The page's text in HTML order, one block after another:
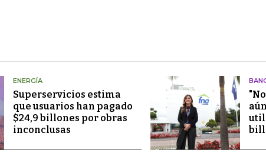
ENERGÍA
Superservicios estima
que usuarios han pagado
$24,9 billones por obras
inconclusas